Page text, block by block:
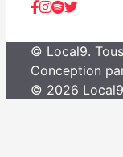
© Local9.
Conception
© 2026 Local9